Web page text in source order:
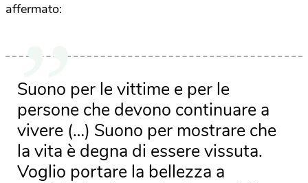
affermato:
Suono per le vittime e per le
persone che devono continuare a
vivere (…) Suono per mostrare che
la vita è degna di essere vissuta.
Voglio portare la bellezza a